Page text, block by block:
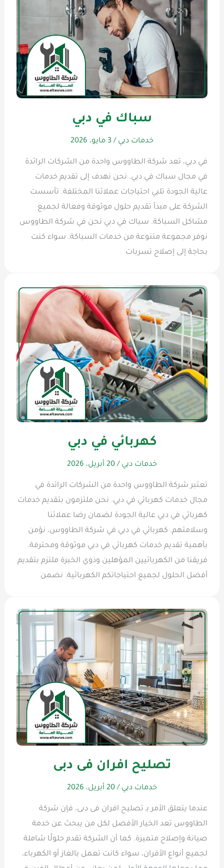
سباك في دبي
خدمات دبي / 3 مايو، 2026
في دبي، تعد شركة الطاووس واحدة من الشركات الرائدة
في مجال سباك في دبي. نحن نهدف إلى تقديم خدمات
عالية الجودة تلبي احتياجات عملائنا المختلفة. تأسست
الشركة على مبدأ تقديم حلول موثوقة وفعالة لجميع
مشاكل السباكة. سباك في دبي نحن في شركة الطاووس
نوفر مجموعة متنوعة من خدمات السباكة. سواء كنت
بحاجة إلى إصلاح تسربات
كهربائي في دبي
خدمات دبي /20 أبريل، 2026
تعتبر شركة الطاووس واحدة من الشركات الرائدة في
مجال خدمات كهربائي في دبي. نحن ملتزمون بتقديم خدمات
كهربائي في دبي عالية الجودة لضمان رضا عملائنا
وسلامتهم. كهربائي في دبي في شركة الطاووس، نؤمن
بأهمية تقديم خدمات كهربائي في دبي موثوقة ومحترفة.
فريقنا من الكهربائيين المؤهلين وذوي الخبرة ملتزم بتقديم
أفضل الحلول لجميع احتياجاتكم الكهربائية. نضمن
تصليح افران فى دبى
خدمات دبي /20 أبريل، 2026
عندما يتعلق الأمر بـ تصليح افران فى دبى، فإن شركة
الطاووس تعد الخيار الأفضل لكل من يبحث عن خدمة
صيانة وإصلاح متميزة. كما أن الشركة تقدم حلولًا شاملة
لجميع أنواع الأفران، سواء كانت تعمل بالغاز أو الكهرباء،